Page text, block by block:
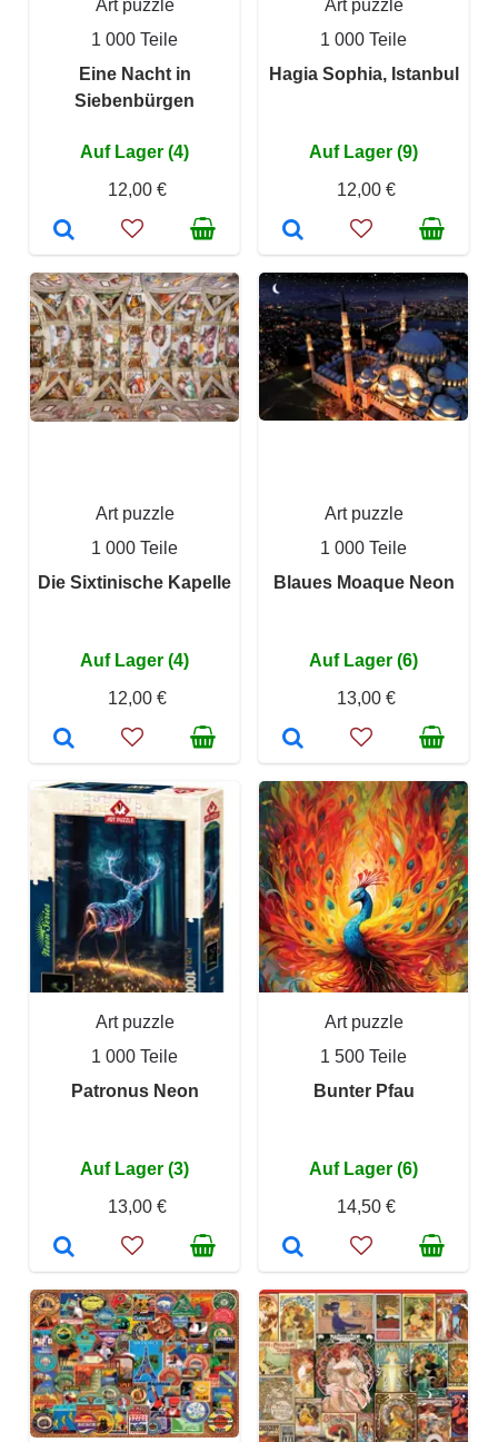
Art puzzle
1 000 Teile
Eine Nacht in
Siebenbürgen
Auf Lager (4)
12,00 €
Art puzzle
1 000 Teile
Hagia Sophia, Istanbul
Auf Lager (9)
12,00 €
Art puzzle
1 000 Teile
Die Sixtinische Kapelle
Auf Lager (4)
12,00 €
Art puzzle
1 000 Teile
Blaues Moaque Neon
Auf Lager (6)
13,00 €
Art puzzle
1 000 Teile
Patronus Neon
Auf Lager (3)
13,00 €
Art puzzle
1 500 Teile
Bunter Pfau
Auf Lager (6)
14,50 €